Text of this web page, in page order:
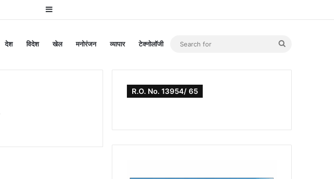
Sidebar
देश विदेश खेल मनोरंजन व्यापार टेक्नोलॉजी
R.O. No. 13954/ 65